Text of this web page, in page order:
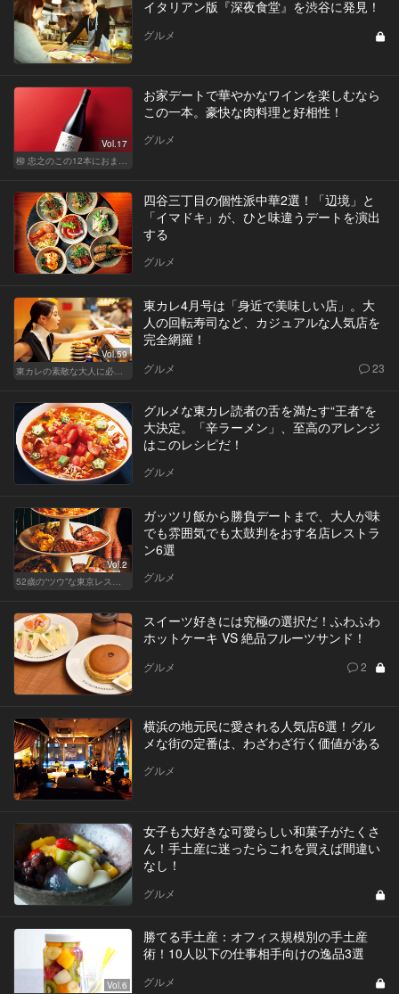
イタリアン版『深夜食堂』を渋谷に発見！
グルメ
Vol.17
柳 忠之のこの12本におまかせ
お家デートで華やかなワインを楽しむなら
この一本。豪快な肉料理と好相性！
グルメ
四谷三丁目の個性派中華2選！「辺境」と
「イマドキ」が、ひと味違うデートを演出
する
グルメ
Vol.59
東カレ4月号は「身近で美味しい店」。大
人の回転寿司など、カジュアルな人気店を
完全網羅！
グルメ 23
グルメな東カレ読者の舌を満たす“王者”を
大決定。「辛ラーメン」、至高のアレンジ
はこのレシピだ！
グルメ
Vol.2
ガッツリ飯から勝負デートまで、大人が味
でも雰囲気でも太鼓判をおす名店レストラ
ン6選
グルメ
スイーツ好きには究極の選択だ！ふわふわ
ホットケーキ VS 絶品フルーツサンド！
グルメ 2
横浜の地元民に愛される人気店6選！グル
メな街の定番は、わざわざ行く価値がある
グルメ
女子も大好きな可愛らしい和菓子がたくさ
ん！手土産に迷ったらこれを買えば間違い
なし！
グルメ
Vol.6
勝てる手土産：オフィス規模別の手土産
術！10人以下の仕事相手向けの逸品3選
グルメ